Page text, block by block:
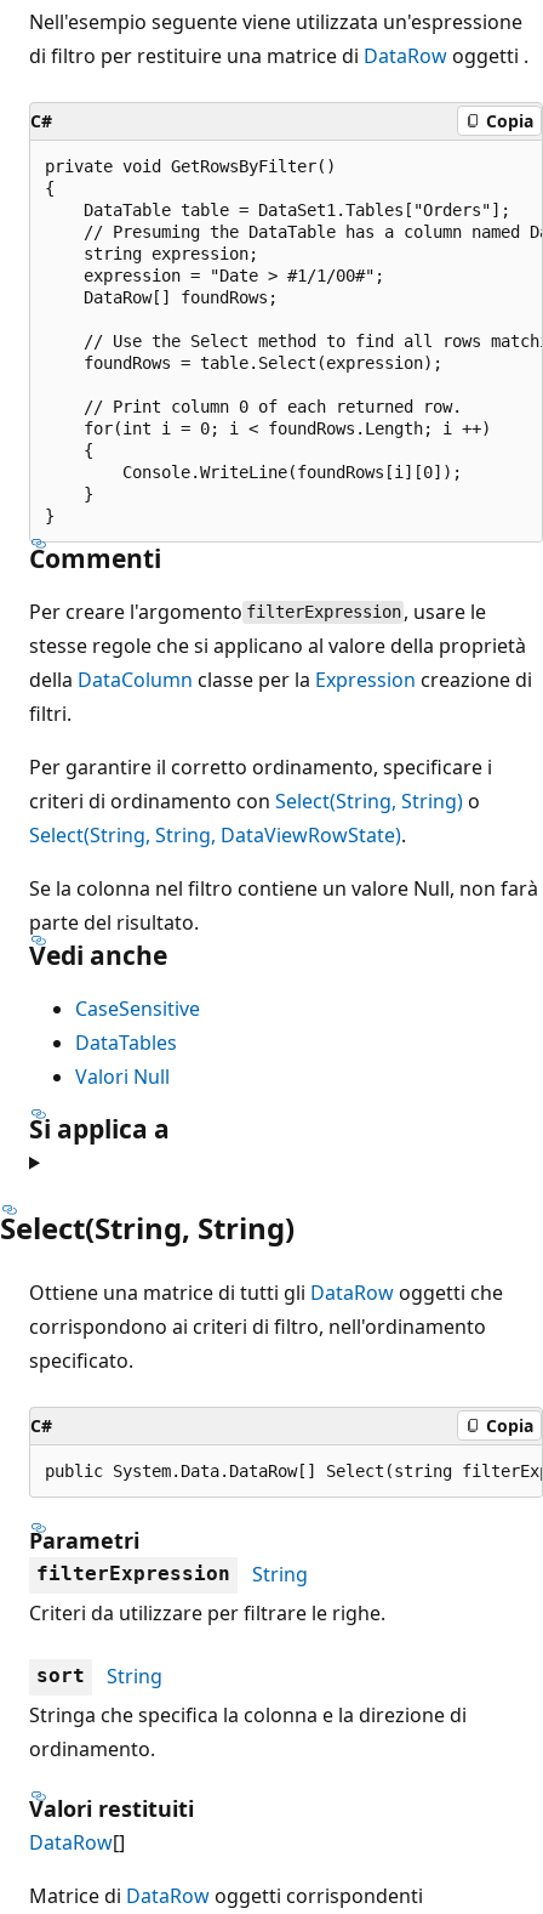
Nell'esempio seguente viene utilizzata un'espressione
di filtro per restituire una matrice di DataRowoggetti .
C# Copia
private void GetRowsByFilter()
{
    DataTable table = DataSet1.Tables["Orders"];
// Presuming the DataTable has a column named
    string expression;
    expression = "Date > #1/1/00#";
    DataRow[] foundRows;
// Use the Select method to find all rows
    foundRows = table.Select(expression);
    // Print column 0 of each returned row.
    for(int i = 0; i < foundRows.Length; i ++)
    {
        Console.WriteLine(foundRows[i][0]);
    }
Commenti
Per creare l'argomento filterExpression , usare le
stesse regole che si applicano al valore della proprietà
della DataColumn classe per la Expression creazione di
filtri.
Per garantire il corretto ordinamento, specificare i
criteri di ordinamento con Select(String, String)o
Select(String, String, DataViewRowState).
Se la colonna nel filtro contiene un valore Null, non farà
parte del risultato.
Vedi anche
CaseSensitive
DataTables
Valori Null
Si applica a
Select(String, String)
Ottiene una matrice di tutti gli DataRowoggetti che
corrispondono ai criteri di filtro, nell'ordinamento
specificato.
C# Copia
public System.Data.DataRow[] Select(string
Parametri
filterExpression
String
Criteri da utilizzare per filtrare le righe.
sort
String
Stringa che specifica la colonna e la direzione di
ordinamento.
Valori restituiti
DataRow[]
Matrice di DataRowoggetti corrispondenti